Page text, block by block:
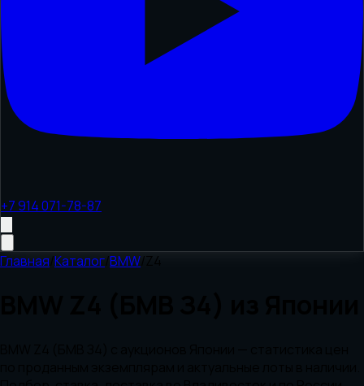
+7 914 071-78-87
Главная/Каталог/BMW/Z4